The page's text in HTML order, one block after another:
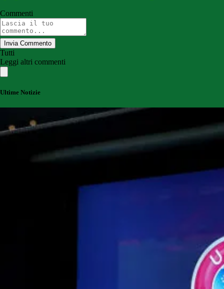
Commenti
Invia Commento
Tutti
Leggi altri commenti
Ultime Notizie